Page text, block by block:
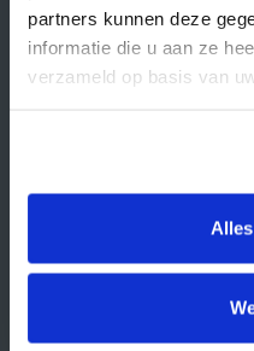
partners kunnen deze
informatie die u aan ze
verzameld op basis van
KvK nummer: 66384737
Retourbeleid